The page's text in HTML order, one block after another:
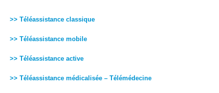
>> Téléassistance classique
>> Téléassistance mobile
>> Téléassistance active
>> Téléassistance médicalisée – Télémédecine